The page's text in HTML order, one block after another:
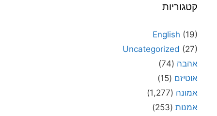
קטגוריות
English (19)
Uncategorized (27)
אהבה (74)
אוטיזם (15)
אמונה (1,277)
אמנות (253)